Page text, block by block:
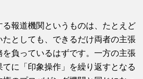
報道機関というものは、たとえど
たとしても、できるだけ両者の主張
を負っているはずです。一方の主張
てに「印象操作」を繰り返すとなる